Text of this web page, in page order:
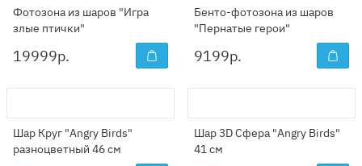
Фотозона из шаров "Игра
злые птички"
19999р.
Бенто-фотозона из шаров
"Пернатые герои"
9199р.
Шар Круг "Angry Birds"
разноцветный 46 см
Шар 3D Сфера "Angry Birds"
41 см